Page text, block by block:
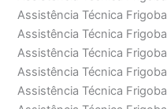
Assistência Técnica
Assistência Técnica
Assistência Técnica
Assistência Técnica
Assistência Técnica